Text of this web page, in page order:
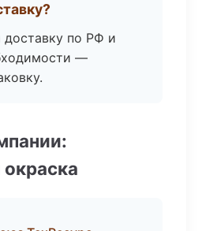
доставку по РФ и
—